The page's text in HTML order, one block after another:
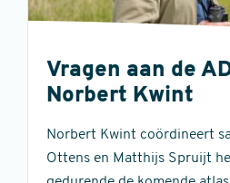
Vragen aan de
Norbert Kwint
Norbert Kwint coördineert
Ottens en Matthijs Spruijt